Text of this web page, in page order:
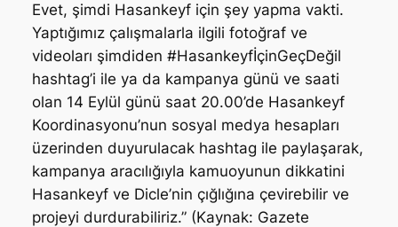
Evet, şimdi Hasankeyf için şey yapma vakti.
Yaptığımız çalışmalarla ilgili fotoğraf ve
videoları şimdiden #HasankeyfİçinGeçDeğil
hashtag’i ile ya da kampanya günü ve saati
olan 14 Eylül günü saat 20.00’de Hasankeyf
Koordinasyonu’nun sosyal medya hesapları
üzerinden duyurulacak hashtag ile paylaşarak,
kampanya aracılığıyla kamuoyunun dikkatini
Hasankeyf ve Dicle’nin çığlığına çevirebilir ve
projeyi durdurabiliriz.”(Kaynak: Gazete